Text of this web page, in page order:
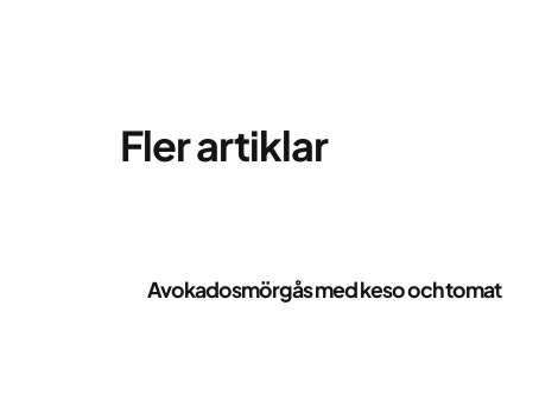
Fler artiklar
Avokadosmörgås med keso och tomat